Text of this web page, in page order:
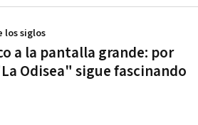
a la pantalla grande: por
Odisea" sigue fascinando
los siglos